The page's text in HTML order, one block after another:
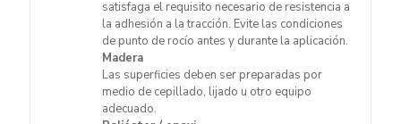
satisfaga el requisito necesario de resistencia a
la adhesión a la tracción. Evite las condiciones
de punto de rocío antes y durante la aplicación.
Madera
Las superficies deben ser preparadas por
medio de cepillado, lijado u otro equipo
adecuado.